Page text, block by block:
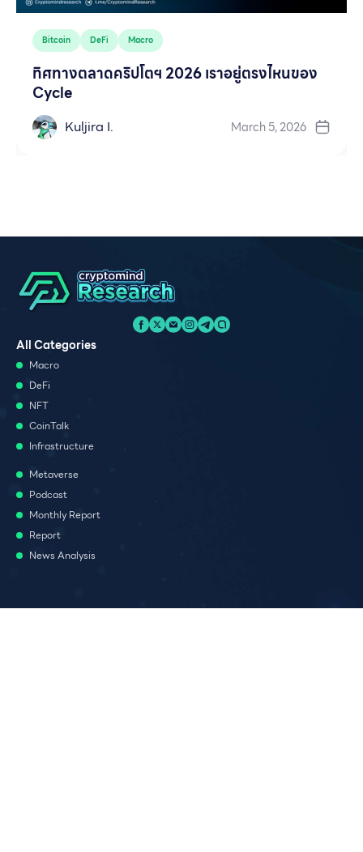
Bitcoin DeFi Macro
ทิศทางตลาดคริปโตฯ 2026 เราอยู่ตรงไหนของ
Cycle
Kuljira I. March 5, 2026
All Categories
Macro
DeFi
NFT
CoinTalk
Infrastructure
Metaverse
Podcast
Monthly Report
Report
News Analysis